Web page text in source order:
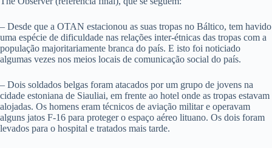
– Desde que a OTAN estacionou as suas tropas no Báltico, tem havido
uma espécie de dificuldade nas relações inter-étnicas das tropas com a
população majoritariamente branca do país. E isto foi noticiado
algumas vezes nos meios locais de comunicação social do país.
– Dois soldados belgas foram atacados por um grupo de jovens na
cidade estoniana de Siauliai, em frente ao hotel onde as tropas estavam
alojadas. Os homens eram técnicos de aviação militar e operavam
alguns jatos F-16 para proteger o espaço aéreo lituano. Os dois foram
levados para o hospital e tratados mais tarde.